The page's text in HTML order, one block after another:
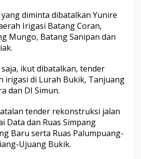
P
u
u
M
e
n
d
d
a
B
a
diminta dibatalkan Yunire
Irigasi Batang Coran,
Mungo, Batang Sanipan dan
ikut dibatalkan, tender
irigasi di Lurah Bukik, Tanjuang
dan DI Simun.
tender rekonstruksi jalan
Data dan Ruas Simpang
Baru serta Ruas Palumpuang-
Ujuang Bukik.